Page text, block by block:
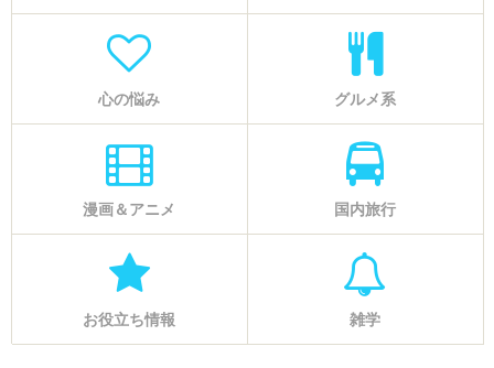
心の悩み グルメ系
漫画＆アニメ 国内旅行
お役立ち情報 雑学